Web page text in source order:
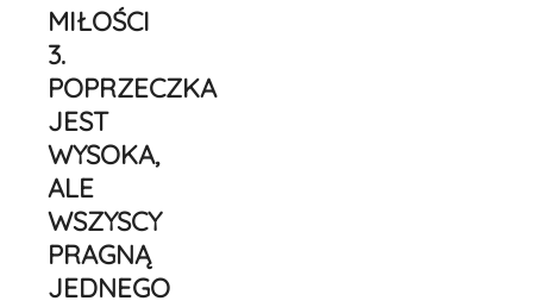
MIŁOŚCI
3.
POPRZECZKA
JEST
WYSOKA,
ALE
WSZYSCY
PRAGNĄ
JEDNEGO